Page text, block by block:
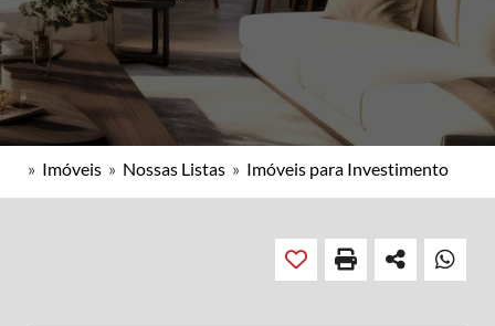
» Imóveis » Nossas Listas » Imóveis para Investimento